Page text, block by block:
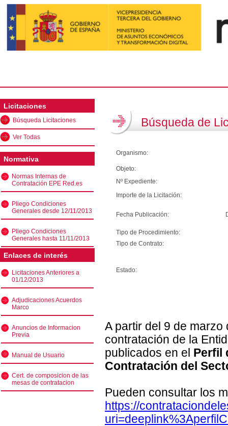
Licitaciones
Búsqueda Licitaciones
Ver Todas
Normativa
Normas Internas de
Contratación EPE Red.es
Pliego Condiciones
Generales desde 12/11/2013
Pliego Condiciones
Generales hasta 11/11/2013
Enlaces de interés
Licitaciones Anteriores a
01/12/2013
Adjudicaciones Acuerdos
Marco
Anuncios de Informacion
Previa
Manual de Usuario
Cert. de composicion de las
mesas de contratacion
Búsqueda de
Organismo:
Objeto:
Nº Expediente:
Importe de la Licitación:
Fecha Publicación:
Tipo de Procedimiento:
Tipo de Contrato:
Estado:
A partir del 9 de
contratación de la
publicados en el Perfil
Contratación del
Pueden consultar los
https://